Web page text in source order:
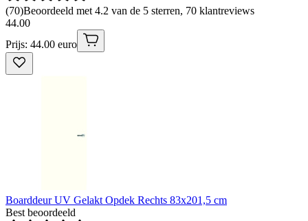
(70)Beoordeeld met 4.2 van de 5 sterren, 70 klantreviews
44.00
Prijs: 44.00 euro
Boarddeur UV Gelakt Opdek Rechts 83x201,5 cm
Best beoordeeld